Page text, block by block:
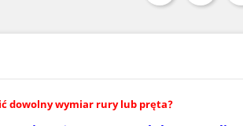
dowolny wymiar rury lub pręta?